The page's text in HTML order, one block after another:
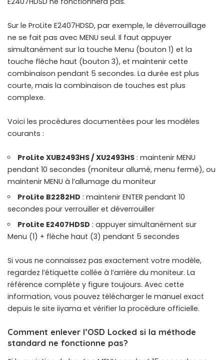
Sur le ProLite E2407HDSD, par exemple, le déverrouillage
ne se fait pas avec MENU seul. Il faut appuyer
simultanément sur la touche Menu (bouton 1) et la
touche flèche haut (bouton 3), et maintenir cette
combinaison pendant 5 secondes. La durée est plus
courte, mais la combinaison de touches est plus
complexe.
Voici les procédures documentées pour les modèles
courants :
ProLite XUB2493HS / XU2493HS : maintenir MENU
pendant 10 secondes (moniteur allumé, menu fermé), ou
maintenir MENU à l’allumage du moniteur
ProLite B2282HD : maintenir ENTER pendant 10
secondes pour verrouiller et déverrouiller
ProLite E2407HDSD : appuyer simultanément sur
Menu (1) + flèche haut (3) pendant 5 secondes
Si vous ne connaissez pas exactement votre modèle,
regardez l’étiquette collée à l’arrière du moniteur. La
référence complète y figure toujours. Avec cette
information, vous pouvez télécharger le manuel exact
depuis le site iiyama et vérifier la procédure officielle.
Comment enlever l’OSD Locked si la méthode
standard ne fonctionne pas?